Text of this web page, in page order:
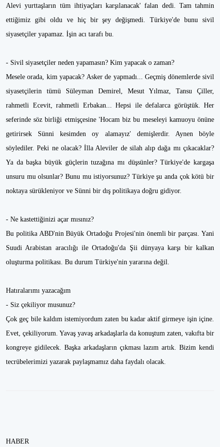
Alevi yurttaşların tüm ihtiyaçları karşılanacak' falan dedi. Tam tahmin
ettiğimiz gibi oldu ve hiç bir şey değişmedi. Türkiye'de bunu sivil
siyasetçiler yapamaz. İşin acı tarafı bu.
- Sivil siyasetçiler neden yapamasın? Kim yapacak o zaman?
Mesele orada, kim yapacak? Asker de yapmadı... Geçmiş dönemlerde sivil
siyasetçilerin tümü Süleyman Demirel, Mesut Yılmaz, Tansu Çiller,
rahmetli Ecevit, rahmetli Erbakan... Hepsi ile defalarca görüştük. Her
seferinde söz birliği etmişçesine 'Hocam biz bu meseleyi kamuoyu önüne
getirirsek Sünni kesimden oy alamayız' demişlerdir. Aynen böyle
söylediler. Peki ne olacak? İlla Aleviler de silah alıp dağa mı çıkacaklar?
Ya da başka büyük güçlerin tuzağına mı düşsünler? Türkiye'de kargaşa
unsuru mu olsunlar? Bunu mu istiyorsunuz? Türkiye şu anda çok kötü bir
noktaya sürükleniyor ve Sünni bir dış politikaya doğru gidiyor.
- Ne kastettiğinizi açar mısınız?
Bu politika ABD'nin Büyük Ortadoğu Projesi'nin önemli bir parçası. Yani
Suudi Arabistan aracılığı ile Ortadoğu'da Şii dünyaya karşı bir kalkan
oluşturma politikası. Bu durum Türkiye'nin yararına değil.
Hatıralarımı yazacağım
- Siz çekiliyor musunuz?
Çok geç bile kaldım istemiyordum zaten bu kadar aktif girmeye işin içine.
Evet, çekiliyorum. Yavaş yavaş arkadaşlarla da konuştum zaten, vakıfta bir
kongreye gidilecek. Başka arkadaşların çıkması lazım artık. Bizim kendi
tecrübelerimizi yazarak paylaşmamız daha faydalı olacak.
HABER